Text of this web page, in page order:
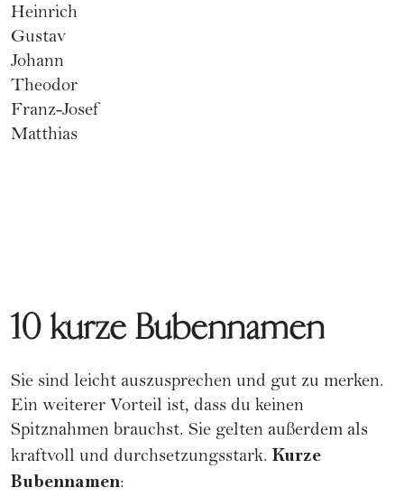
Heinrich
Gustav
Johann
Theodor
Franz-Josef
Matthias
10 kurze Bubennamen
Sie sind leicht auszusprechen und gut zu merken.
Ein weiterer Vorteil ist, dass du keinen
Spitznahmen brauchst. Sie gelten außerdem als
kraftvoll und durchsetzungsstark. Kurze
Bubennamen: